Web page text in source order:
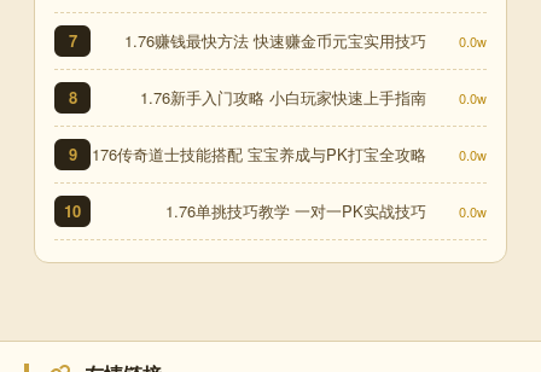
7 1.76赚钱最快方法 快速赚金币元宝实用技巧 0.0w
8 1.76新手入门攻略 小白玩家快速上手指南 0.0w
9 176传奇道士技能搭配 宝宝养成与PK打宝全攻略 0.0w
10 1.76单挑技巧教学 一对一PK实战技巧 0.0w